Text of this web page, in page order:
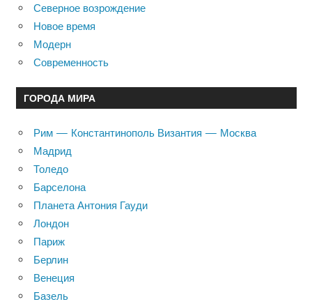
Северное возрождение
Новое время
Модерн
Современность
ГОРОДА МИРА
Рим — Константинополь Византия — Москва
Мадрид
Толедо
Барселона
Планета Антония Гауди
Лондон
Париж
Берлин
Венеция
Базель